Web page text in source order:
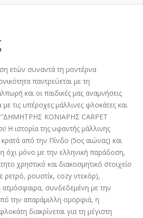
ετών συναντά τη μοντέρνα
παντρεύεται με τη
και οι παιδικές μας αναμνήσεις
τις υπέροχες μάλλινες φλοκάτες και
“ΔΗΜΗΤΡΗΣ ΚΟΝΙΑΡΗΣ CARPET
Η ιστορία της υφαντής μάλλινης
από την Πίνδο (5ος αιώνας) και
όχι μόνο με την ελληνική παράδοση,
χρηστικό και διακοσμητικό στοιχείο
ρετρό, ρουστίκ, cozy ντεκόρ),
ατμόσφαιρα, συνδεδεμένη με την
την απαράμιλλη ομορφιά, η
διακρίνεται για τη μέγιστη